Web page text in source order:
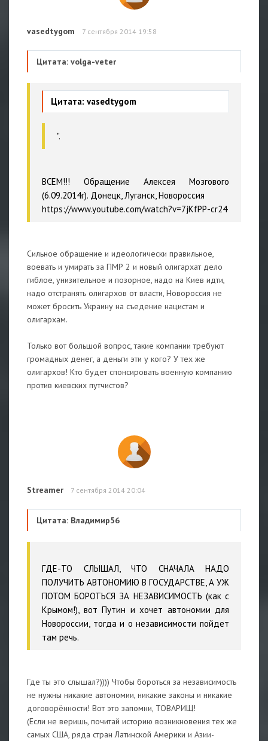
vasedtygom 7 сентября 2014 19:58
Цитата: volga-veter
Цитата: vasedtygom
".
ВСЕМ!!! Обращение Алексея Мозгового
(6.09.2014г). Донецк, Луганск, Новороссия
https://www.youtube.com/watch?v=7jKfPP-cr24
Сильное обращение и идеологически правильное,
воевать и умирать за ПМР 2 и новый олигархат дело
гиблое, унизительное и позорное, надо на Киев идти,
надо отстранять олигархов от власти, Новороссия не
может бросить Украину на съедение нацистам и
олигархам.
Только вот большой вопрос, такие компании требуют
громадных денег, а деньги эти у кого? У тех же
олигархов! Кто будет спонсировать военную компанию
против киевских путчистов?
Streamer 7 сентября 2014 20:04
Цитата: Владимир56
ГДЕ-ТО СЛЫШАЛ, ЧТО СНАЧАЛА НАДО
ПОЛУЧИТЬ АВТОНОМИЮ В ГОСУДАРСТВЕ, А УЖ
ПОТОМ БОРОТЬСЯ ЗА НЕЗАВИСИМОСТЬ (как с
Крымом!), вот Путин и хочет автономии для
Новороссии, тогда и о независимости пойдет
там речь.
Где ты это слышал?)))) Чтобы бороться за независимость
не нужны никакие автономии, никакие законы и никакие
договорённости! Вот это запомни, ТОВАРИЩ!
(Если не веришь, почитай историю возникновения тех же
самых США, ряда стран Латинской Америки и Азии-